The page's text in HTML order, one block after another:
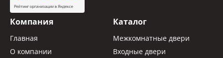
Компания
Главная
О компании
Каталог
Межкомнатные двери
Входные двери